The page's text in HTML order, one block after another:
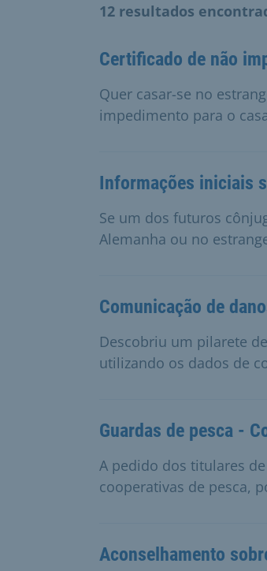
12 resultados
Certificado de não
Quer casar-se no
impedimento para o
Informações iniciais
Se um dos futuros
Alemanha ou no
Comunicação de
Descobriu um pilarete
utilizando os dados de
Guardas de pesca -
A pedido dos titulares
cooperativas de pesca,
Aconselhamento